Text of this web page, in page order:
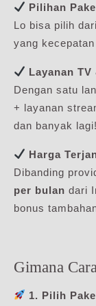
Pilihan
Lo bisa pilih
yang
Layanan
Dengan satu
+ layanan
dan banyak lagi!
Harga
Dibanding
per bulan dari
bonus
Gimana
1. Pilih